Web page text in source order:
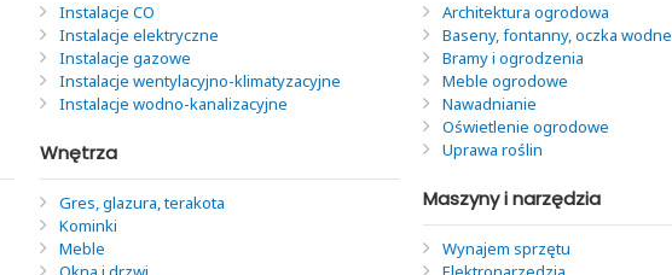
Instalacje CO
Instalacje elektryczne
Instalacje gazowe
Instalacje wentylacyjno-klimatyzacyjne
Instalacje wodno-kanalizacyjne
Wnętrza
Gres, glazura, terakota
Kominki
Meble
Architektura ogrodowa
Baseny, fontanny, oczka wodne
Bramy i ogrodzenia
Meble ogrodowe
Nawadnianie
Oświetlenie ogrodowe
Uprawa roślin
Maszyny i narzędzia
Wynajem sprzętu